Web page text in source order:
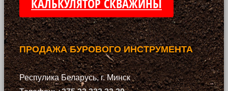
КАЛЬКУЛЯТОР СКВАЖИНЫ
ПРОДАЖА БУРОВОГО ИНСТРУМЕНТА
Респулика Беларусь, г. Минск